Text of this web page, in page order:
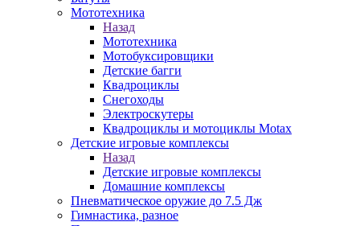
Мототехника
Назад
Мототехника
Мотобуксировщики
Детские багги
Квадроциклы
Снегоходы
Электроскутеры
Квадроциклы и мотоциклы Motax
Детские игровые комплексы
Назад
Детские игровые комплексы
Домашние комплексы
Пневматическое оружие до 7.5 Дж
Гимнастика, разное